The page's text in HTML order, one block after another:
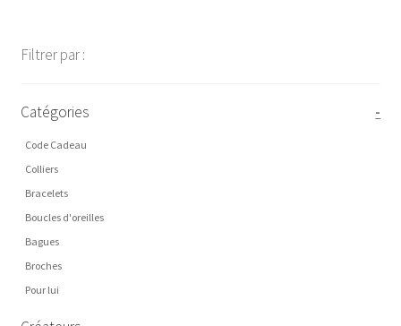
Filtrer par :
Catégories -
Code Cadeau
Colliers
Bracelets
Boucles d'oreilles
Bagues
Broches
Pour lui